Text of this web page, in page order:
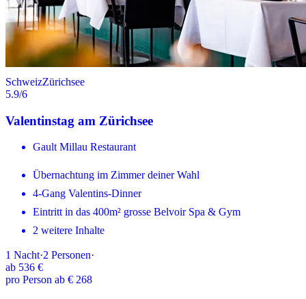
SchweizZürichsee
5.9/6
Valentinstag am Zürichsee
Gault Millau Restaurant
Übernachtung im Zimmer deiner Wahl
4-Gang Valentins-Dinner
Eintritt in das 400m² grosse Belvoir Spa & Gym
2 weitere Inhalte
1 Nacht·2 Personen·
ab 536 €
pro Person ab € 268